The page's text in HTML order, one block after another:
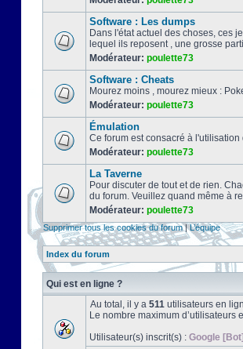
Software : Les dumps
Dans l'état actuel des choses, ces
lequel ils reposent , une grosse
Modérateur: poulette73
Software : Cheats
Mourez moins , mourez mieux :
Modérateur: poulette73
Émulation
Ce forum est consacré à
Modérateur: poulette73
La Taverne
Pour discuter de tout et de rien.
du forum. Veuillez quand même à
Modérateur: poulette73
Supprimer tous les cookies du forum|L’équipe
Index du forum
Qui est en ligne ?
Au total, il y a 511 utilisateurs en
Le nombre maximum d’utilisateurs
Utilisateur(s) inscrit(s) : Google [Bot]